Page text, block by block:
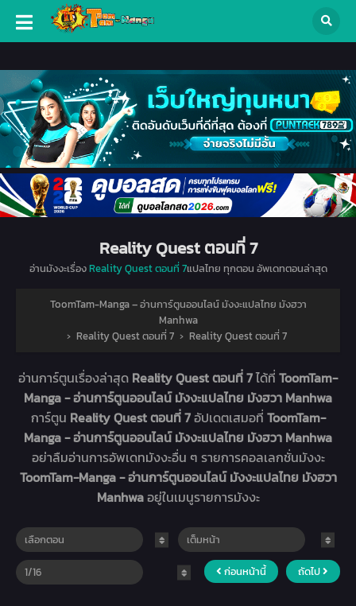
Reality Quest ตอนที่ 7
อ่านมังงะเรื่องReality Quest ตอนที่ 7แปลไทย ทุกตอน อัพเดทตอนล่าสุด
ToomTam-Manga – อ่านการ์ตูนออนไลน์ มังงะแปลไทย มังฮวา
Manhwa
› Reality Quest ตอนที่ 7 › Reality Quest ตอนที่ 7
อ่านการ์ตูนเรื่องล่าสุด Reality Quest ตอนที่ 7ได้ที่ ToomTam-
Manga - อ่านการ์ตูนออนไลน์ มังงะแปลไทย มังฮวา Manhwa
การ์ตูน Reality Quest ตอนที่ 7อัปเดตเสมอที่ ToomTam-
Manga - อ่านการ์ตูนออนไลน์ มังงะแปลไทย มังฮวา Manhwa
อย่าลืมอ่านการอัพเดทมังงะอื่น ๆ รายการคอลเลกชั่นมังงะ
ToomTam-Manga - อ่านการ์ตูนออนไลน์ มังงะแปลไทย มังฮวา
Manhwaอยู่ในเมนูรายการมังงะ
ก่อนหน้านี้ ถัดไป